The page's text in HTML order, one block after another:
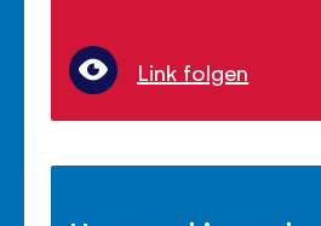
Link folgen